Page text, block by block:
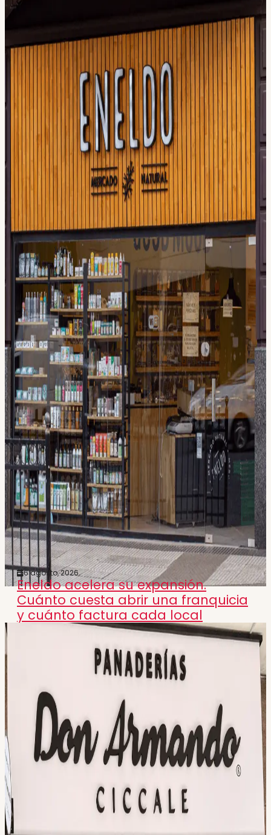
6 agosto, 2026
Eneldo acelera su expansión.
Cuánto cuesta abrir una franquicia
y cuánto factura cada local